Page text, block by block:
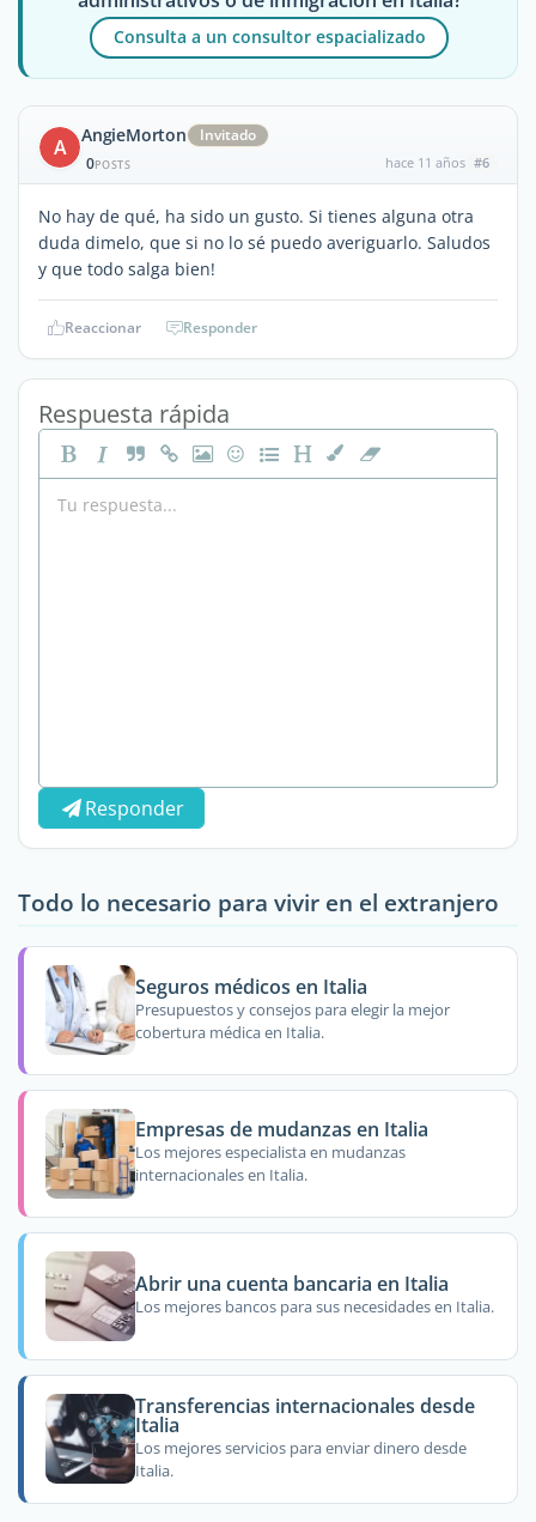
Consulta a un consultor espacializado
A AngieMorton
Invitado
0POSTS hace 11 años #6
No hay de qué, ha sido un gusto. Si tienes alguna otra
duda dimelo, que si no lo sé puedo averiguarlo. Saludos
y que todo salga bien!
Reaccionar Responder
Respuesta rápida
Responder
Todo lo necesario para vivir en el extranjero
Seguros médicos en Italia
Presupuestos y consejos para elegir la mejor
cobertura médica en Italia.
Empresas de mudanzas en Italia
Los mejores especialista en mudanzas
internacionales en Italia.
Abrir una cuenta bancaria en Italia
Los mejores bancos para sus necesidades en Italia.
Transferencias internacionales desde
Italia
Los mejores servicios para enviar dinero desde
Italia.